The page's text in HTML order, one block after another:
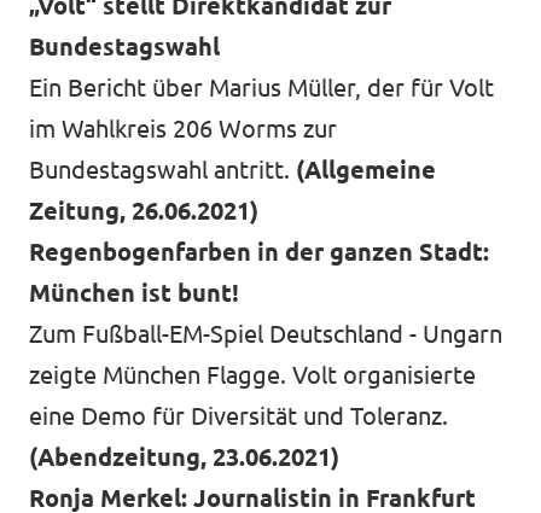
Bundestagswahl
Ein Bericht über Marius Müller, der für Volt
im Wahlkreis 206 Worms zur
Bundestagswahl antritt. (Allgemeine
Zeitung, 26.06.2021)
Regenbogenfarben in der ganzen Stadt:
München ist bunt!
Zum Fußball-EM-Spiel Deutschland - Ungarn
zeigte München Flagge. Volt organisierte
eine Demo für Diversität und Toleranz.
(Abendzeitung, 23.06.2021)
Ronja Merkel: Journalistin in Frankfurt